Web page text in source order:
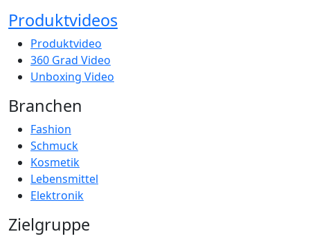
Produktvideos
Produktvideo
360 Grad Video
Unboxing Video
Branchen
Fashion
Schmuck
Kosmetik
Lebensmittel
Elektronik
Zielgruppe